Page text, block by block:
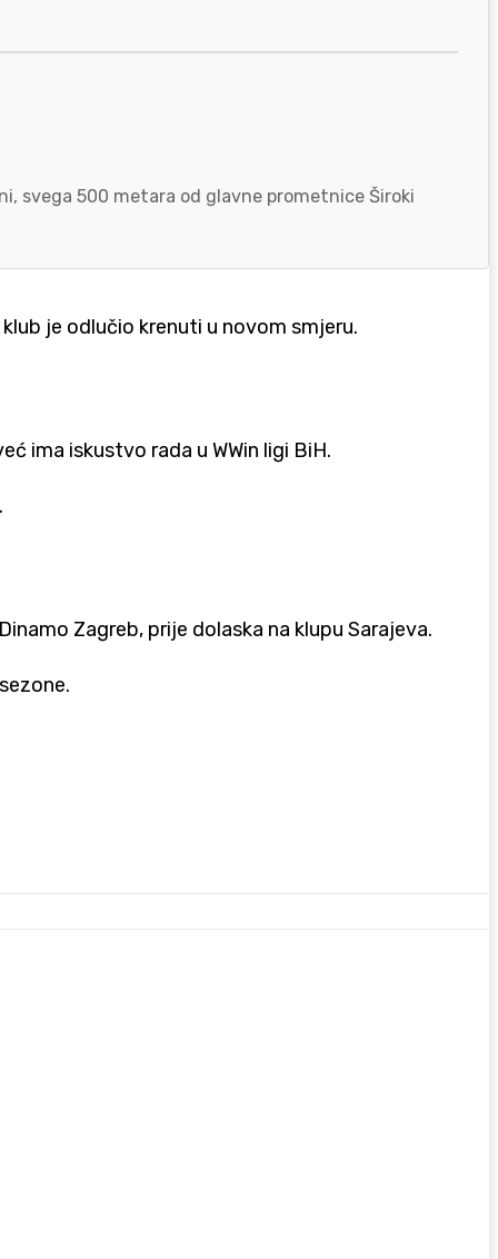
svega 500 metara od glavne prometnice Široki
je odlučio krenuti u novom smjeru.
ima iskustvo rada u WWin ligi BiH.
Zagreb, prije dolaska na klupu Sarajeva.